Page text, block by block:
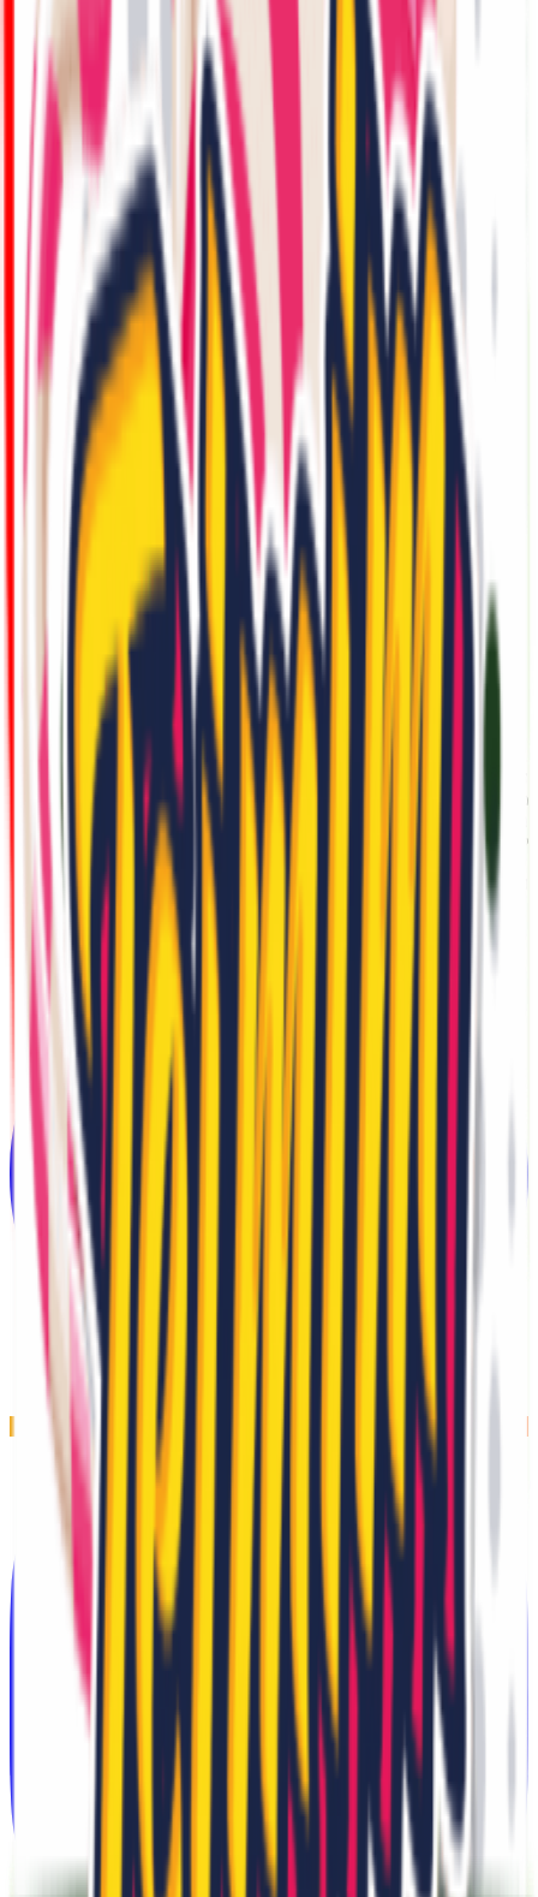
אוכל, משלוחים ומסעדות
- המקום הכי עדכני למציאת כל קופון שרק תרצו!
אנו עובדים
מסביב לשעון כדי לצוד עבורכם את הדילים והקופונים השווים והעדכניים
כל זאת רק מסיבה אחת, כדי שתוכלו לקבל את המחיר הטוב ביותר
לכל מה שרק תרצו.
עקבו אחרינו ברשתות החברתיות!